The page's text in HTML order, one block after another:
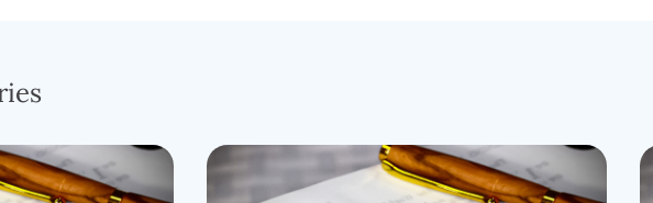
ما يلي: لقد كانت السكينة مظهرًا ماديًا من نوع ما؛ لأنها كانت أحيانًا على شَكل سحابة
هذا المصطلح، فإنّ "ملاك الرَب" لا يكون أبدًا رسولاً أو وسيطًا (وهي المِهنة النموذجية لملاك
بالأحرى أنّه حضور الله ذاته بقوة كاملة وسلطة إلهية ويُشير إلى نفسه على أنه الله.